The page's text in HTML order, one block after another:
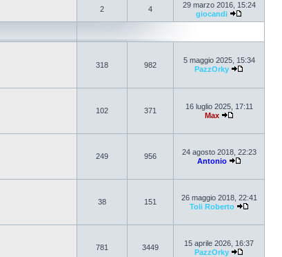
2 4
29 marzo 2016, 15:24
giocandi
318 982
5 maggio 2025, 15:34
PazzOrky
102 371
16 luglio 2025, 17:11
Max
249 956
24 agosto 2018, 22:23
Antonio
38 151
26 maggio 2018, 22:41
Toli Roberto
781 3449
15 aprile 2026, 16:37
PazzOrky